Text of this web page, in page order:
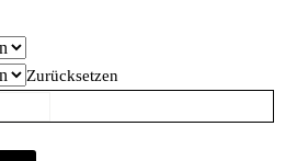
Zurücksetzen